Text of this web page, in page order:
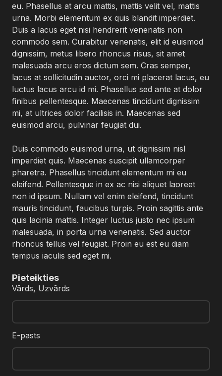
eu. Phasellus at arcu mattis, mattis velit vel, mattis
urna. Morbi elementum ex quis blandit imperdiet.
Duis a lacus eget nisi hendrerit venenatis non
commodo sem. Curabitur venenatis, elit id euismod
dignissim, metus libero rhoncus risus, sit amet
malesuada arcu eros dictum sem. Cras semper,
lacus at sollicitudin auctor, orci mi placerat lacus, eu
luctus lacus arcu id mi. Phasellus sed ante at dolor
finibus pellentesque. Maecenas tincidunt dignissim
mi, at ultrices dolor facilisis in. Maecenas sed
euismod arcu, pulvinar feugiat dui.
Duis commodo euismod urna, ut dignissim nisl
imperdiet quis. Maecenas suscipit ullamcorper
pharetra. Phasellus tincidunt elementum mi eu
eleifend. Pellentesque in ex ac nisi aliquet laoreet
non id ipsum. Nullam vel enim eleifend, tincidunt
mauris tincidunt, faucibus turpis. Proin sagittis ante
quis lacinia mattis. Integer luctus justo nec ipsum
malesuada, in porta urna venenatis. Sed auctor
rhoncus tellus vel feugiat. Proin eu est eu diam
tempus iaculis sed eget mi.
Pieteikties
Vārds, Uzvārds
E-pasts